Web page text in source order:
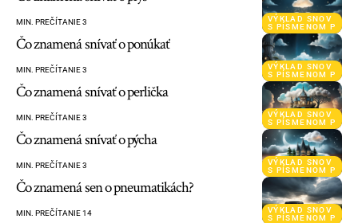
VÝKLAD SNOV
S PÍSMENOM P
MIN. PREČÍTANIE 3
VÝKLAD SNOV
S PÍSMENOM P
Čo znamená snívať o ponúkať
MIN. PREČÍTANIE 3
VÝKLAD SNOV
S PÍSMENOM P
Čo znamená snívať o perlička
MIN. PREČÍTANIE 3
VÝKLAD SNOV
S PÍSMENOM P
Čo znamená snívať o pýcha
MIN. PREČÍTANIE 3
VÝKLAD SNOV
S PÍSMENOM P
Čo znamená sen o pneumatikách?
MIN. PREČÍTANIE 14